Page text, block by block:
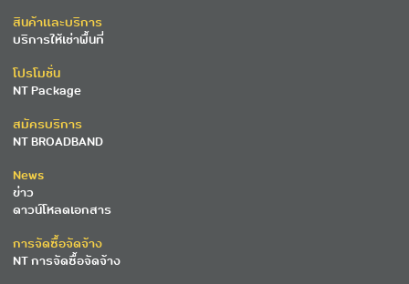
สินค้าและบริการ
บริการให้เช่าพื้นที่
โปรโมชั่น
NT Package
สมัครบริการ
NT BROADBAND
News
ข่าว
ดาวน์โหลดเอกสาร
การจัดซื้อจัดจ้าง
NT การจัดซื้อจัดจ้าง